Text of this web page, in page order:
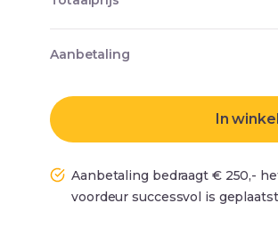
Aanbetaling
In
Aanbetaling bedraagt € 250,-
voordeur successvol is